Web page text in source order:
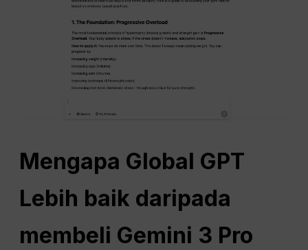
Mengapa Global GPT
Lebih baik daripada
membeli Gemini 3 Pro